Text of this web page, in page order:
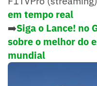
em tempo real
➡️Siga o Lance! no
sobre o melhor do
mundial